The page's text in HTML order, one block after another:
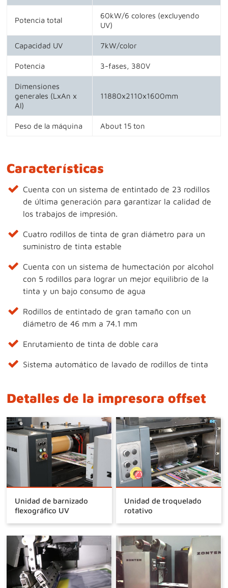
Potencia total
60kW/6 colores (excluyendo
UV)
Capacidad UV 7kW/color
Potencia 3-fases, 380V
Dimensiones
generales (LxAn x
Al)
11880x2110x1600mm
Peso de la máquina About 15 ton
Características
Cuenta con un sistema de entintado de 23 rodillos
de última generación para garantizar la calidad de
los trabajos de impresión.
Cuatro rodillos de tinta de gran diámetro para un
suministro de tinta estable
Cuenta con un sistema de humectación por alcohol
con 5 rodillos para lograr un mejor equilibrio de la
tinta y un bajo consumo de agua
Rodillos de entintado de gran tamaño con un
diámetro de 46 mm a 74.1 mm
Enrutamiento de tinta de doble cara
Sistema automático de lavado de rodillos de tinta
Detalles de la impresora offset
Unidad de barnizado
flexográfico UV
Unidad de troquelado
rotativo